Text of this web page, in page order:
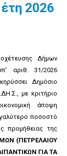
2026
Δήμων
αριθ. 31/2026
Δημόσιο
με κριτήριο
άποψη
ποσοστό
προμήθειας της
(ΠΕΤΡΕΛΑΙΟΥ
ΓΙΑ ΤΑ